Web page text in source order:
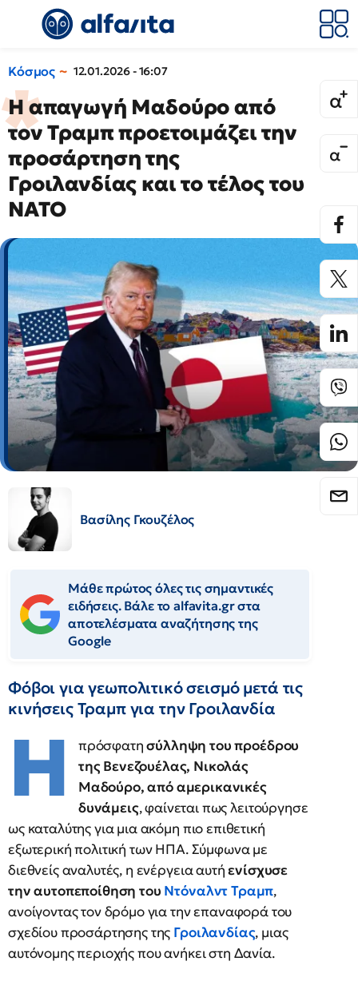
Κόσμος 12.01.2026 - 16:07
Η απαγωγή Μαδούρο από
τον Τραμπ προετοιμάζει την
προσάρτηση της
Γροιλανδίας και το τέλος του
ΝΑΤΟ
Βασίλης Γκουζέλος
Μάθε πρώτος όλες τις σημαντικές
ειδήσεις. Βάλε το alfavita.gr στα
αποτελέσματα αναζήτησης της
Google
Φόβοι για γεωπολιτικό σεισμό μετά τις
κινήσεις Τραμπ για την Γροιλανδία
Η πρόσφατησύλληψη του προέδρου
της Βενεζουέλας, Νικολάς
Μαδούρο, από αμερικανικές
δυνάμεις, φαίνεται πως λειτούργησε
ως καταλύτης για μια ακόμη πιο επιθετική
εξωτερική πολιτική των ΗΠΑ. Σύμφωνα με
διεθνείς αναλυτές, η ενέργεια αυτήενίσχυσε
την αυτοπεποίθηση του Ντόναλντ Τραμπ,
ανοίγοντας τον δρόμο για την επαναφορά του
σχεδίου προσάρτησης της Γροιλανδίας, μιας
αυτόνομης περιοχής που ανήκει στη Δανία.